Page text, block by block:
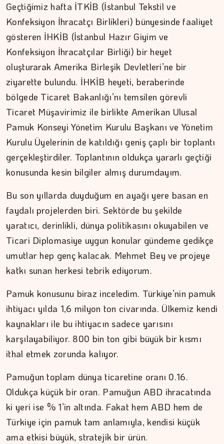
Geçtiğimiz hafta İTKİB (İstanbul Tekstil ve
Konfeksiyon İhracatçı Birlikleri) bünyesinde faaliyet
gösteren İHKİB (İstanbul Hazır Giyim ve
Konfeksiyon İhracatçılar Birliği) bir heyet
oluşturarak Amerika Birleşik Devletleri’ne bir
ziyarette bulundu. İHKİB heyeti, beraberinde
bölgede Ticaret Bakanlığı’nı temsilen görevli
Ticaret Müşavirimiz ile birlikte Amerikan Ulusal
Pamuk Konseyi Yönetim Kurulu Başkanı ve Yönetim
Kurulu Üyelerinin de katıldığı geniş çaplı bir toplantı
gerçekleştirdiler. Toplantının oldukça yararlı geçtiği
konusunda kesin bilgiler almış durumdayım.
Bu son yıllarda duyduğum en ayağı yere basan en
faydalı projelerden biri. Sektörde bu şekilde
yaratıcı, derinlikli, dünya politikasını okuyabilen ve
Ticari Diplomasiye uygun konular gündeme gedikçe
umutlar hep genç kalacak. Mehmet Bey ve projeye
katkı sunan herkesi tebrik ediyorum.
Pamuk konusunu biraz inceledim. Türkiye’nin pamuk
ihtiyacı yılda 1,6 milyon ton civarında. Ülkemiz kendi
kaynakları ile bu ihtiyacın sadece yarısını
karşılayabiliyor. 800 bin ton gibi büyük bir kısmı
ithal etmek zorunda kalıyor.
Pamuğun toplam dünya ticaretine oranı 0.16.
Oldukça küçük bir oran. Pamuğun ABD ihracatında
ki yeri ise % 1’in altında. Fakat hem ABD hem de
Türkiye için pamuk tam anlamıyla, kendisi küçük
ama etkisi büyük, stratejik bir ürün.
DR. TANER EKİNCİ